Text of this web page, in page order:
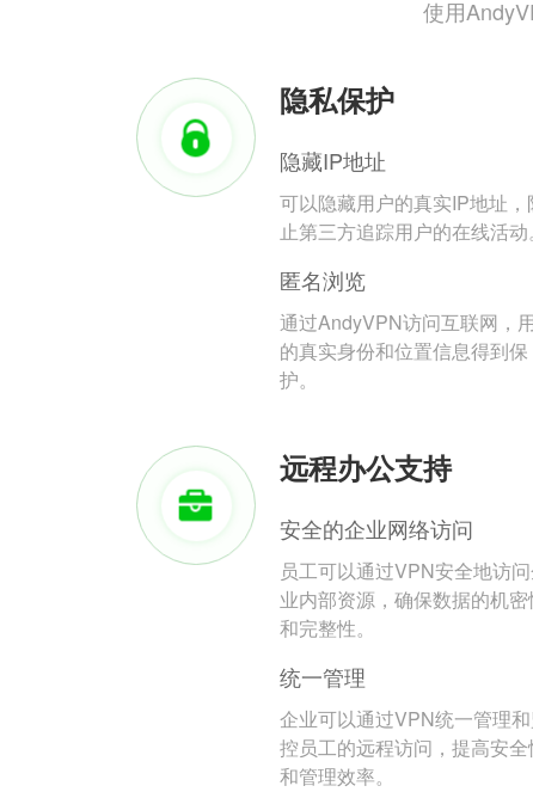
使用
隐私保护
隐藏IP地址
可以隐藏用户的真实IP地址，
止第三方追踪用户的在线活动。
匿名浏览
通过AndyVPN访问互联网，
的真实身份和位置信息得到保
护。
远程办公支持
安全的企业网络访问
员工可以通过VPN安全地访
业内部资源，确保数据的机密
和完整性。
统一管理
企业可以通过VPN统一管理
控员工的远程访问，提高安全
和管理效率。